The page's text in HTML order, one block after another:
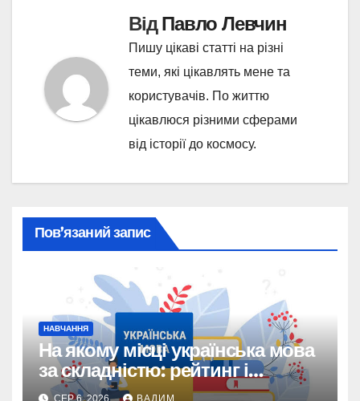
ВідПавло Левчин
Пишу цікаві статті на різні
теми, які цікавлять мене та
користувачів. По життю
цікавлюся різними сферами
від історії до космосу.
Пов’язаний запис
НАВЧАННЯ
На якому місці українська мова
за складністю: рейтинг і
реальність
СЕР 6, 2026 ВАДИМ